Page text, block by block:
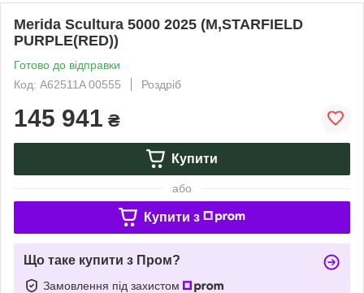
Merida Scultura 5000 2025 (M,STARFIELD
PURPLE(RED))
Готово до відправки
Код: A62511A 00555
Роздріб
145 941 ₴
Купити
або
Купити з
Що таке купити з Пром?
Замовлення під захистом